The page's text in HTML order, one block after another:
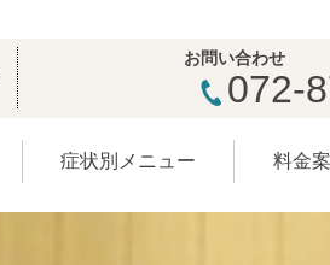
お問い
072-
症状別メニュー 料金